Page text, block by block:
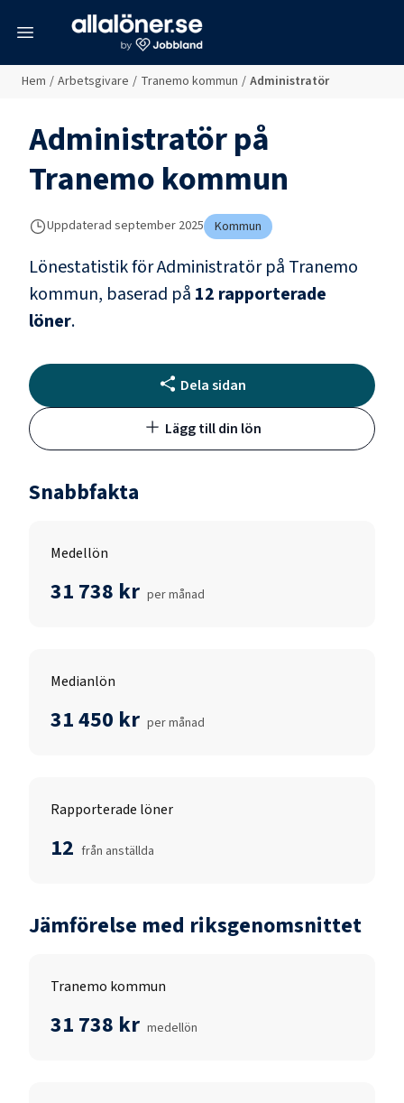
Hem / Arbetsgivare / Tranemo kommun / Administratör
Administratörpå
Tranemo kommun
Uppdaterad september 2025 Kommun
Lönestatistik förAdministratörpå Tranemo
kommun, baserad på 12 rapporterade
löner.
Dela sidan
Lägg till din lön
Snabbfakta
Medellön
31 738 kr per månad
Medianlön
31 450 kr per månad
Rapporterade löner
12 från anställda
Jämförelse med riksgenomsnittet
Tranemo kommun
31 738 kr medellön